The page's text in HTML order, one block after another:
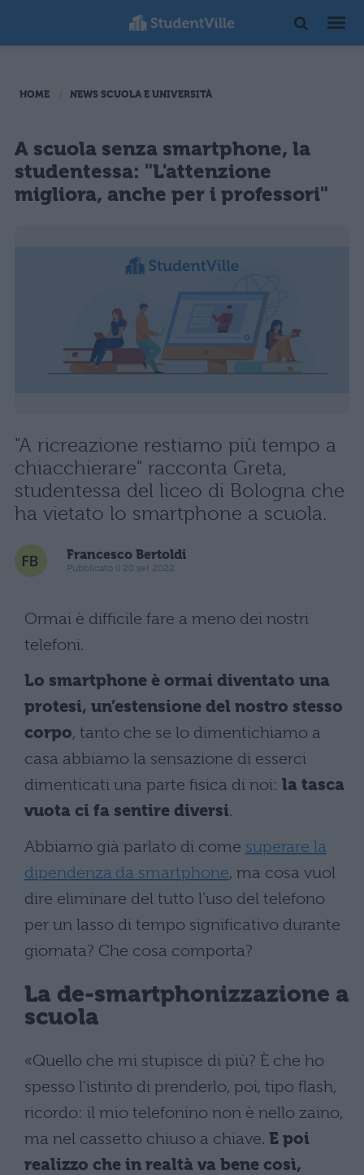
HOME NEWS SCUOLA E UNIVERSITÀ
A scuola senza smartphone, la
studentessa: "L'attenzione
migliora, anche per i professori"
"A ricreazione restiamo più tempo a
chiacchierare" racconta Greta,
studentessa del liceo di Bologna che
ha vietato lo smartphone a scuola.
Francesco Bertoldi
Pubblicato il 20 set 2022
Ormai è difficile fare a meno dei nostri
telefoni.
Lo smartphone è ormai diventato una
protesi, un’estensione del nostro stesso
corpo, tanto che se lo dimentichiamo a
casa abbiamo la sensazione di esserci
dimenticati una parte fisica di noi: la tasca
vuota ci fa sentire diversi.
Abbiamo già parlato di come superare la
dipendenza da smartphone, ma cosa vuol
dire eliminare del tutto l’uso del telefono
per un lasso di tempo significativo durante
giornata? Che cosa comporta?
La de-smartphonizzazione a
scuola
«Quello che mi stupisce di più? È che ho
spesso l’istinto di prenderlo, poi, tipo flash,
ricordo: il mio telefonino non è nello zaino,
ma nel cassetto chiuso a chiave. E poi
realizzo che in realtà va bene così,